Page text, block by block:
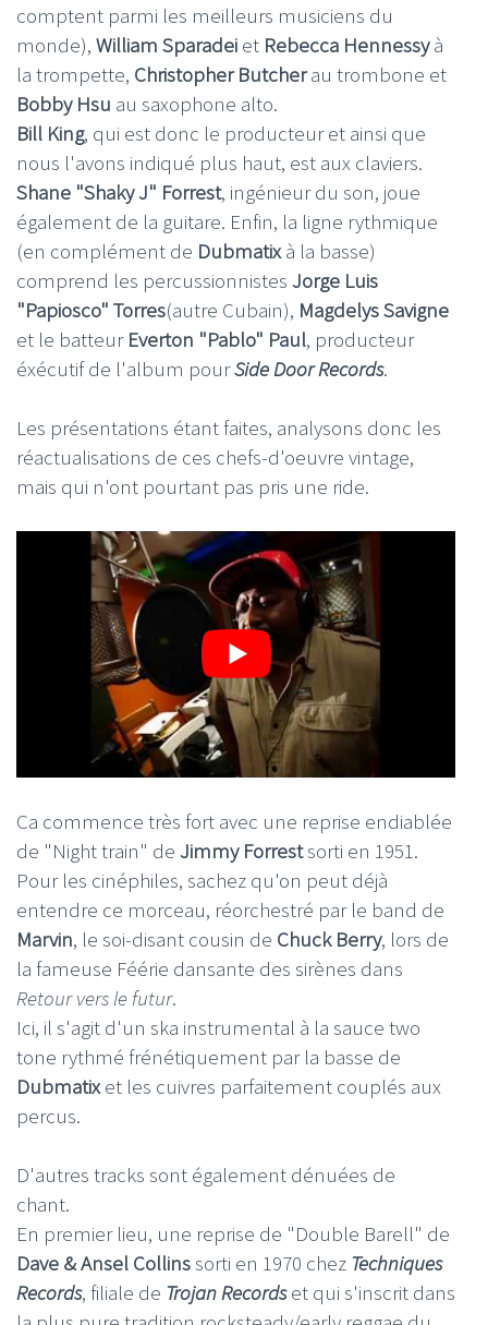
comptent parmi les meilleurs musiciens du
monde), William Sparadei et Rebecca Hennessyà
la trompette, Christopher Butcherau trombone et
Bobby Hsu au saxophone alto.
Bill King, qui est donc le producteur et ainsi que
nous l'avons indiqué plus haut, est aux claviers.
Shane "Shaky J" Forrest, ingénieur du son, joue
également de la guitare. Enfin, la ligne rythmique
(en complément de Dubmatixà la basse)
comprend les percussionnistes Jorge Luis
"Papiosco" Torres(autre Cubain), Magdelys Savigne
et le batteur Everton "Pablo" Paul, producteur
éxécutif de l'album pourSide Door Records.
Les présentations étant faites, analysons donc les
réactualisations de ces chefs-d'oeuvre vintage,
mais qui n'ont pourtant pas pris une ride.
Ca commence très fort avec une reprise endiablée
de "Night train" de Jimmy Forrestsorti en 1951.
Pour les cinéphiles, sachez qu'on peut déjà
entendre ce morceau, réorchestré par le band de
Marvin, le soi-disant cousin de Chuck Berry, lors de
la fameuse Féérie dansante des sirènes dans
Retour vers le futur.
Ici, il s'agit d'un ska instrumental à la sauce two
tone rythmé frénétiquement par la basse de
Dubmatixet les cuivres parfaitement couplés aux
percus.
D'autres tracks sont également dénuées de
chant.
En premier lieu, une reprise de "Double Barell" de
Dave & Ansel Collinssorti en 1970 chez Techniques
Records, filiale de Trojan Recordset qui s'inscrit dans